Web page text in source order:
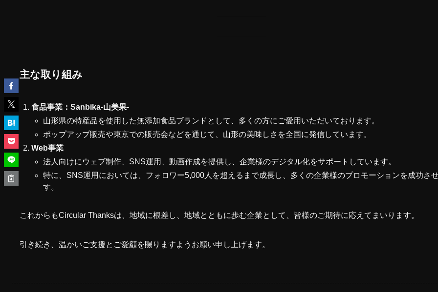
主な取り組み
食品事業：Sanbika-山美果-
山形県の特産品を使用した無添加食品ブランドとして、多くの方にご愛用いただいております。
ポップアップ販売や東京での販売会などを通じて、山形の美味しさを全国に発信しています。
Web事業
法人向けにウェブ制作、SNS運用、動画作成を提供し、企業様のデジタル化をサポートしています。
特に、SNS運用においては、フォロワー5,000人を超えるまで成長し、多くの企業様のプロモーションを成功さ
す。
これからもCircular Thanksは、地域に根差し、地域とともに歩む企業として、皆様のご期待に応えてまいります。
引き続き、温かいご支援とご愛顧を賜りますようお願い申し上げます。